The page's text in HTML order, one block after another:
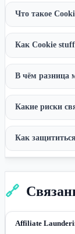
Что такое
Как Cookie
В чём разница
Какие риски
Как
🔗
Affiliate